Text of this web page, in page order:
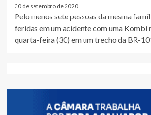
30 de setembro de 2020
Pelo menos sete pessoas da mesma
feridas em um acidente com uma Kombi
quarta-feira (30) em um trecho da BR-